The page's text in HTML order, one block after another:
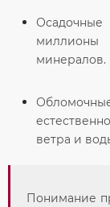
миллионы
минералов.
ветра и
Понимание